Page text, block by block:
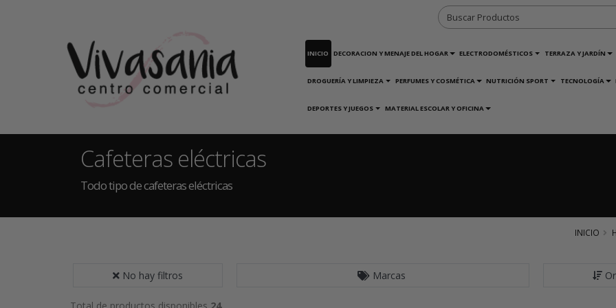
INICIO DECORACION Y MENAJE DEL HOGAR ELECTRODOMÉSTICOS TERRAZA Y JARDÍN
DROGUERÍA Y LIMPIEZA PERFUMES Y COSMÉTICA NUTRICIÓN SPORT TECNOLOGÍA
DEPORTES Y JUEGOS MATERIAL ESCOLAR Y OFICINA
Cafeteras eléctricas
Todo tipo de cafeteras eléctricas
INICIO
No hay filtros Marcas